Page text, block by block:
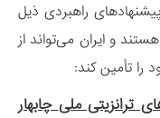
راهبردی ذیل
و ایران می‌تواند از
را تأمین کند:
ملی چابهار